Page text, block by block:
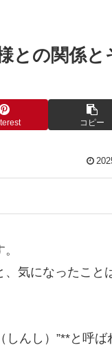
との関係と
コピー
気になったこと
しんし）”**と呼ば